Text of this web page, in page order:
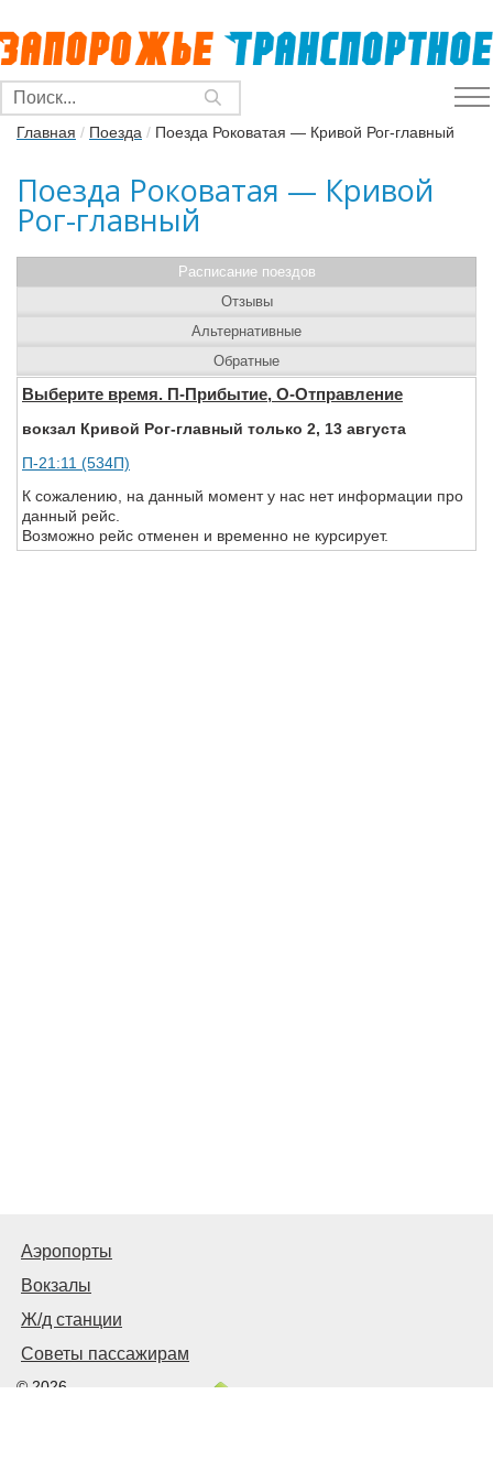
Главная / Поезда / Поезда Роковатая — Кривой Рог-главный
Поезда Роковатая — Кривой
Рог-главный
Расписание поездов
Выберите время. П-Прибытие, О-Отправление
вокзал Кривой Рог-главный только 2, 13 августа
П-21:11 (534П)
К сожалению, на данный момент у нас нет информации про
данный рейс.
Возможно рейс отменен и временно не курсирует.
Отзывы
Альтернативные
Обратные
Аэропорты
Вокзалы
Ж/д станции
Советы пассажирам
© 2026